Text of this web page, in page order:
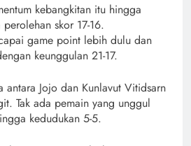
kebangkitan itu hingga
skor 17-16.
game point lebih dulu dan
keunggulan 21-17.
Jojo dan Kunlavut Vitidsarn
Tak ada pemain yang unggul
kedudukan 5-5.